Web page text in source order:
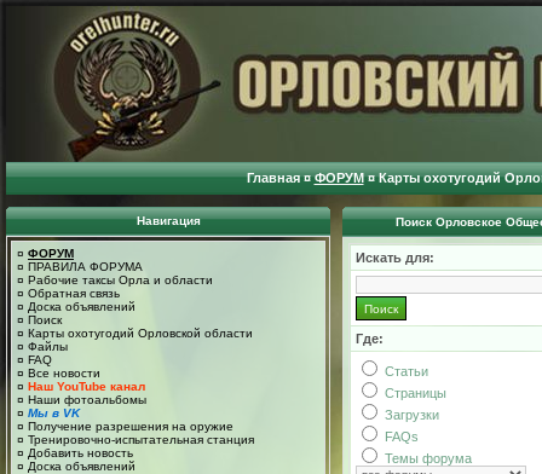
Главная ¤ ФОРУМ ¤ Карты охотугодий
Навигация
¤ ФОРУМ
¤ ПРАВИЛА ФОРУМА
¤ Рабочие таксы Орла и области
¤ Обратная связь
¤ Доска объявлений
¤ Поиск
¤ Карты охотугодий Орловской области
¤ Файлы
¤ FAQ
¤ Все новости
¤ Наш YouTube канал
¤ Наши фотоальбомы
¤ Мы в VK
¤ Получение разрешения на оружие
¤ Тренировочно-испытательная станция
¤ Добавить новость
¤ Доска объявлений
Поиск Орловское
Искать для:
Где:
Статьи
Страницы
Загрузки
FAQs
Темы форума